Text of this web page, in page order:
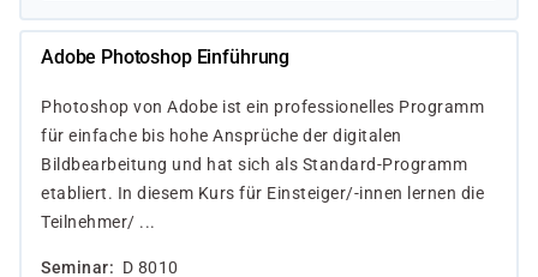
Adobe Photoshop Einführung
Photoshop von Adobe ist ein professionelles Programm
für einfache bis hohe Ansprüche der digitalen
Bildbearbeitung und hat sich als Standard-Programm
etabliert. In diesem Kurs für Einsteiger/-innen lernen die
Teilnehmer/ ...
Seminar
D 8010